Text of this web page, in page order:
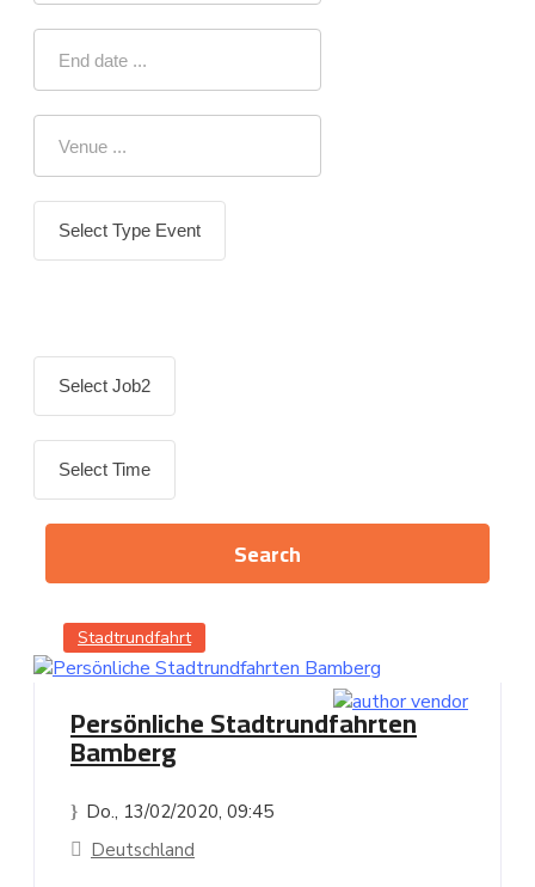
Stadtrundfahrt
Persönliche Stadtrundfahrten
Bamberg
Do., 13/02/2020, 09:45
Deutschland